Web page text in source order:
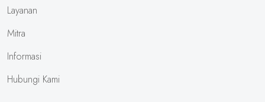
Layanan
Mitra
Informasi
Hubungi Kami